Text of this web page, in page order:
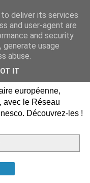
européenne,
avec le Réseau
Découvrez-les !
deliver its services
and user-agent are
and security
usage
abuse.
IT